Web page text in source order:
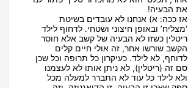
את הבעיה!
אז ככה: א) אנחנו לא עובדים בשיטת
‘מצליח’ ובאופן חיצוני ושטחי. לדחוף לילד
ריטלין כשזו לא הבעיה של קשב אלא חוסר
הקשב שורשו אחר, זה אולי חיים קלים
לדוחף, לא לילד. כעיקרון כל תרופה וכל שכן
סם זה (ריטלין), לא ניתן אותו לא לעצמנו
ולא לילד כל עוד לא התברר למעלה מכל